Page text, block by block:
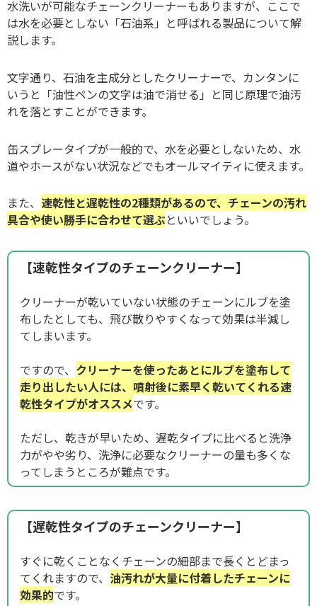
水洗いが可能なチェーンクリーナーもありますが、ここで
は水を必要としない「石油系」と呼ばれる製品について解
説します。
文字通り、石油を主成分としたクリーナーで、カンタンに
いうと「油性ペンの文字は油で消せる」と同じ原理で油汚
れを落とすことができます。
缶スプレータイプが一般的で、水を必要としないため、水
道やホースがない状況などでもオールマイティに使えます。
また、 速乾性と遅乾性の2種類があるので、チェーンの汚れ
具合や使い勝手に合わせて選ぶといいでしょう。
【速乾性タイプのチェーンクリーナー】
クリーナーが乾いていない状態のチェーンにルブを塗
布したとしても、飛び散りやすくなって効果は半減し
てしまいます。
ですので、 クリーナーを使ったあとにルブを塗布して
走り出したい人には、噴射後に素早く乾いてくれる速
乾性タイプがオススメです。
ただし、乾きが早いため、遅乾タイプに比べると洗浄
力がやや劣り、洗浄に必要なクリーナーの量も多くな
ってしまうところが難点です。
【遅乾性タイプのチェーンクリーナー】
すぐに乾くことなくチェーンの細部まで長くとどまっ
てくれますので、 油汚れが大量に付着したチェーンに
効果的です。